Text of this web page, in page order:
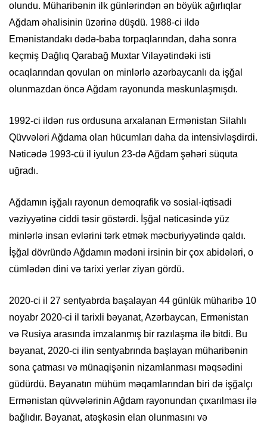
olundu. Müharibənin ilk günlərindən ən böyük ağırlıqlar
Ağdam əhalisinin üzərinə düşdü. 1988-ci ildə
Emənistandakı dədə-baba torpaqlarından, daha sonra
keçmiş Dağlıq Qarabağ Muxtar Vilayətindəki isti
ocaqlarından qovulan on minlərlə azərbaycanlı da işğal
olunmazdan öncə Ağdam rayonunda məskunlaşmışdı.
1992-ci ildən rus ordusuna arxalanan Ermənistan Silahlı
Qüvvələri Ağdama olan hücumları daha da intensivləşdirdi.
Nəticədə 1993-cü il iyulun 23-də Ağdam şəhəri süquta
uğradı.
Ağdamın işğalı rayonun demoqrafik və sosial-iqtisadi
vəziyyətinə ciddi təsir göstərdi. İşğal nəticəsində yüz
minlərlə insan evlərini tərk etmək məcburiyyətində qaldı.
İşğal dövründə Ağdamın mədəni irsinin bir çox abidələri, o
cümlədən dini və tarixi yerlər ziyan gördü.
2020-ci il 27 sentyabrda başalayan 44 günlük müharibə 10
noyabr 2020-ci il tarixli bəyanat, Azərbaycan, Ermənistan
və Rusiya arasında imzalanmış bir razılaşma ilə bitdi. Bu
bəyanat, 2020-ci ilin sentyabrında başlayan müharibənin
sona çatması və münaqişənin nizamlanması məqsədini
güdürdü. Bəyanatın mühüm məqamlarından biri də işğalçı
Ermənistan qüvvələrinin Ağdam rayonundan çıxarılması ilə
bağlıdır. Bəyanat, atəşkəsin elan olunmasını və